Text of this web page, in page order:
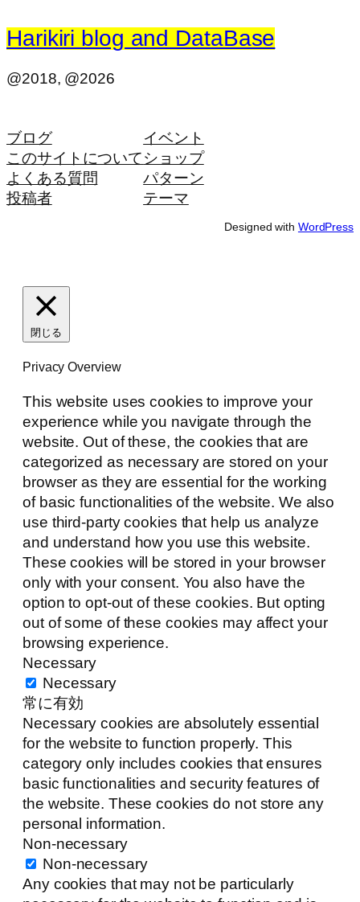
Harikiri blog and DataBase
@2018, @2026
ブログ
このサイトについて
よくある質問
投稿者
イベント
ショップ
パターン
テーマ
Designed with WordPress
閉じる
Privacy Overview
This website uses cookies to improve your
experience while you navigate through the
website. Out of these, the cookies that are
categorized as necessary are stored on your
browser as they are essential for the working
of basic functionalities of the website. We also
use third-party cookies that help us analyze
and understand how you use this website.
These cookies will be stored in your browser
only with your consent. You also have the
option to opt-out of these cookies. But opting
out of some of these cookies may affect your
browsing experience.
Necessary
Necessary
常に有効
Necessary cookies are absolutely essential
for the website to function properly. This
category only includes cookies that ensures
basic functionalities and security features of
the website. These cookies do not store any
personal information.
Non-necessary
Non-necessary
Any cookies that may not be particularly